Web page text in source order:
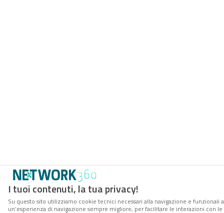
I tuoi contenuti, la tua privacy!
Su questo sito utilizziamo cookie tecnici necessari alla navigazione e
un’esperienza di navigazione sempre migliore, per facilitare le interazioni con